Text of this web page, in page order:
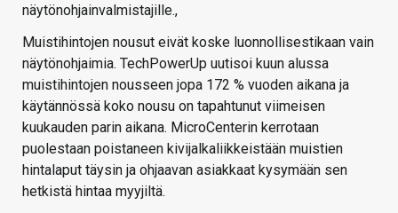
näytönohjainvalmistajille.,
Muistihintojen nousut eivät koske luonnollisestikaan vain
näytönohjaimia. TechPowerUp uutisoi kuun alussa
muistihintojen nousseen jopa 172 % vuoden aikana ja
käytännössä koko nousu on tapahtunut viimeisen
kuukauden parin aikana. MicroCenterin kerrotaan
puolestaan poistaneen kivijalkaliikkeistään muistien
hintalaput täysin ja ohjaavan asiakkaat kysymään sen
hetkistä hintaa myyjiltä.